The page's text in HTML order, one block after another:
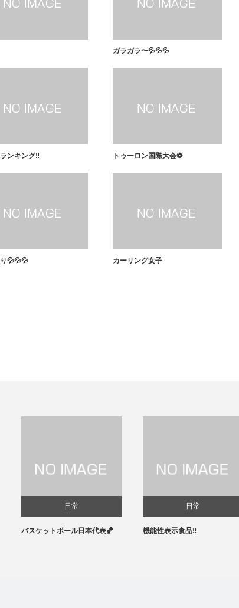
ガラガラ〜💦💦💦
ンキング‼️ トゥーロン国際大会⚽️
💦💦💦 カーリング女子
日常
バスケットボール日本代表🏀
日常
機能性表示食品‼️